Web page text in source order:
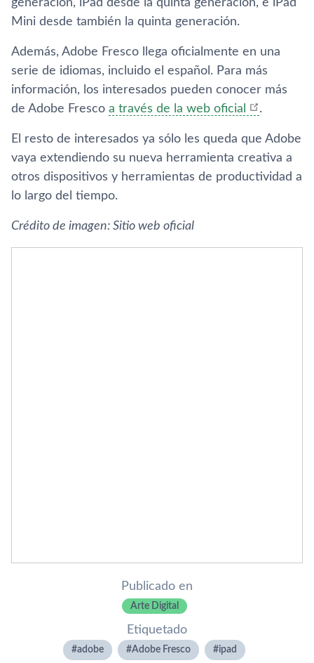
generación, iPad desde la quinta generación, e iPad
Mini desde también la quinta generación.
Además, Adobe Fresco llega oficialmente en una
serie de idiomas, incluido el español. Para más
información, los interesados pueden conocer más
de Adobe Fresco a través de la web oficial .
El resto de interesados ya sólo les queda que Adobe
vaya extendiendo su nueva herramienta creativa a
otros dispositivos y herramientas de productividad a
lo largo del tiempo.
Crédito de imagen: Sitio web oficial
Publicado en
Arte Digital
Etiquetado
adobe Adobe Fresco ipad